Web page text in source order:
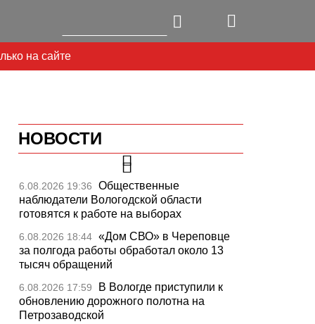
на сайте
НОВОСТИ
6.08.2026 19:36
Общественные
наблюдатели Вологодской области
готовятся к работе на выборах
6.08.2026 18:44 «Дом СВО» в Череповце
за полгода работы обработал около 13
тысяч обращений
6.08.2026 17:59
В Вологде приступили к
обновлению дорожного полотна на
Петрозаводской